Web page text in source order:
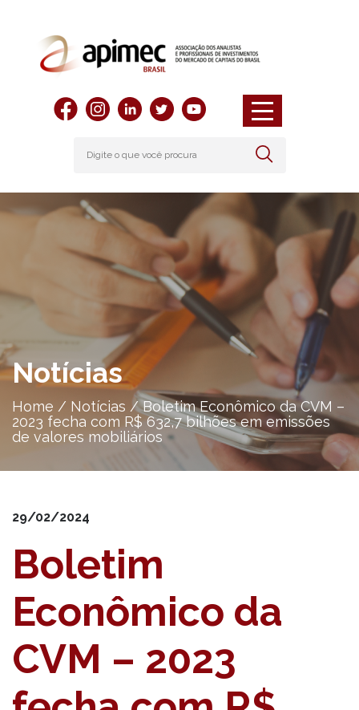
Notícias
Home / Notícias /Boletim Econômico da CVM –
2023 fecha com R$ 632,7 bilhões em emissões
de valores mobiliários
29/02/2024
Boletim
Econômico da
CVM – 2023